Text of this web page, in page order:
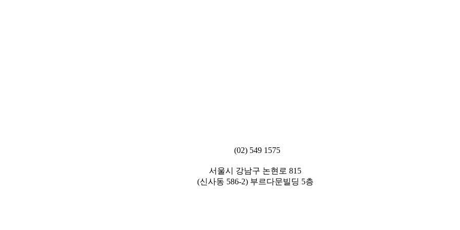
(02) 549 1575
서울시 강남구 논현로 815
(신사동 586-2) 부르다문빌딩 5층